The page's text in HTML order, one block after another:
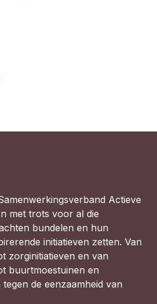
Actieve
met trots voor al die
bundelen en hun
initiatieven zetten. Van
zorginitiatieven en van
buurtmoestuinen en
de eenzaamheid van